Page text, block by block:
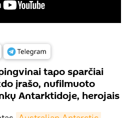
tapo sparčiai
įrašo, nufilmuoto
Antarktidoje, herojais